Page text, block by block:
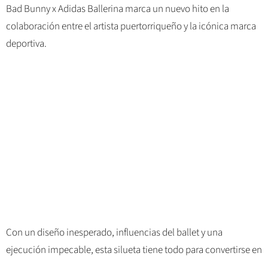
Bad Bunny x Adidas Ballerina marca un nuevo hito en la
colaboración entre el artista puertorriqueño y la icónica marca
deportiva.
Con un diseño inesperado, influencias del ballet y una
ejecución impecable, esta silueta tiene todo para convertirse en